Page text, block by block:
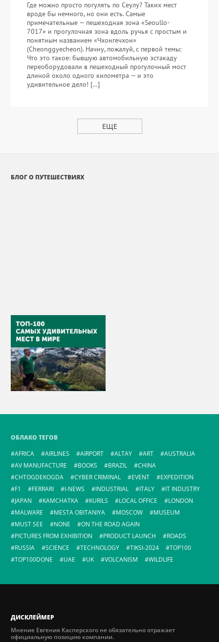
Где можно просто погулять по Сеулу? Таких мест
вроде бы немного, но они есть. Самые
примечательные — пешеходная зона «Seoullo-
7017» и прогулочная зона вдоль ручья с простым и
понятным названием «Чхонгечхон»
(Cheonggyecheon). Начну, пожалуй, с первой темы:
Что это такое: бывшую автомобильную эстакаду
переоборудовали в пешеходный прогулочный мост
длиной около одного километра — и это
удивительное дело! […]
ЕЩЕ
БЛОГ О ПУТЕШЕСТВИЯХ
ОБЛАКО ТЕГОВ
AFRICA
AIRLINES AIRPORT ALTAY ART
AUSTRALIA
AV MANUFACTURE
BOOKS BRAZIL
CHINA
CHTOGDEKOGDA
CYBER CRIMINAL EVENT
EXPEDITION
F1
FERRARI I-NEWS INDUSTRIAL ITALY
IT INDUSTRY
JAPAN
KAMCHATKA KURILS LOCAL OFFICE
LONDON
MALWARE
MESTA OBITANIYA MOSCOW
MUSEUM
MUST SEE
NONE
ON THE ROAD AGAIN
PICTURES FROM EXHIBITION
PRODUCT LAUNCH
ROADS
RUSSIA
SCIENCE TECHNOLOGY TIKSI-2024
TOP100
TOP100DONE
UAE UK VOLCANISM WILDLIFE
ДИСКЛЕЙМЕР
Мнение Евгения Касперского не обязательно отражает
официальную позицию компании.